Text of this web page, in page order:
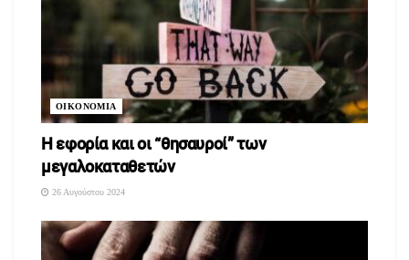
ΟΙΚΟΝΟΜΙΑ
Η εφορία και οι “θησαυροί” των
μεγαλοκαταθετών
26 Αυγούστου 2024